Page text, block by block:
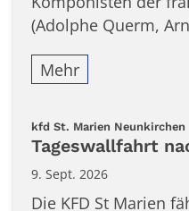
(Adolphe Querm,
Mehr
kfd St. Marien Neunkirchen
Tageswallfahrt
9. Sept. 2026
Die KFD St Marien